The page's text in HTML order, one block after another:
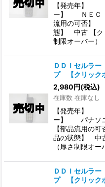
【発売年】
ー】 ＮＥＣ
流用の可否】
態】 中古 【ク
制限オーバー）
ＤＤＩセルラ
プ 【クリック
2,980円(税込)
在庫数 在庫なし
【発売年】
ー】 パナソ
【部品流用の
品の状態】 中
（厚さ制限オー
ＤＤＩセルラ
プ 【クリック